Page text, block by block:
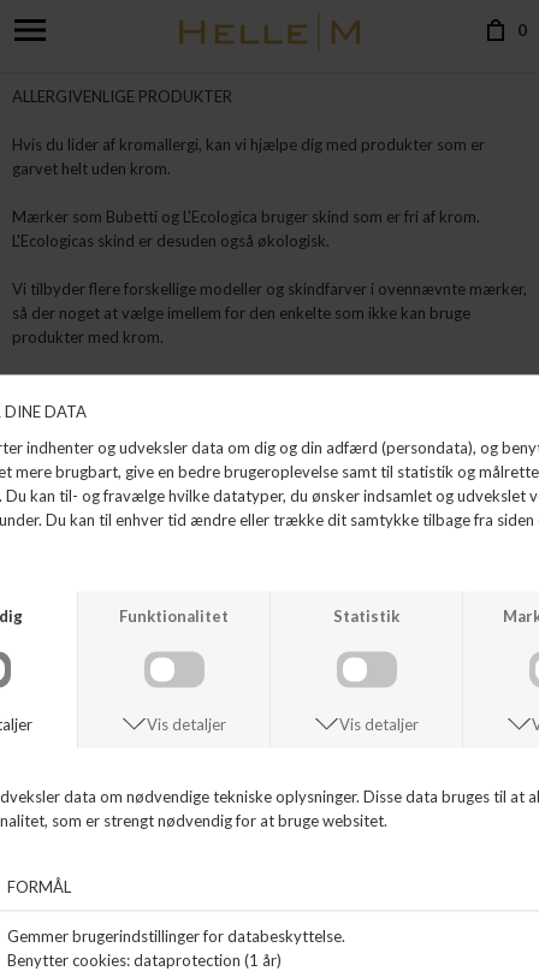
0
ALLERGIVENLIGE PRODUKTER
Hvis du lider af kromallergi, kan vi hjælpe dig med produkter som er
garvet helt uden krom.
Mærker som Bubetti og L'Ecologica bruger skind som er fri af krom.
L'Ecologicas skind er desuden også økologisk.
Vi tilbyder flere forskellige modeller og skindfarver i ovennævnte mærker,
så der noget at vælge imellem for den enkelte som ikke kan bruge
produkter med krom.